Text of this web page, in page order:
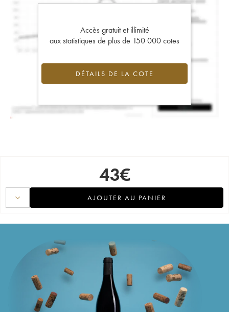
Accès gratuit et illimité
aux statistiques de plus de 150 000 cotes
DÉTAILS DE LA COTE
43€
AJOUTER AU PANIER